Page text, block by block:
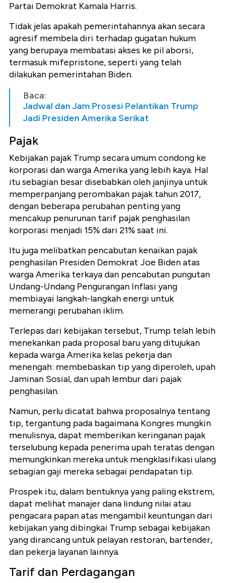
Partai Demokrat Kamala Harris.
Tidak jelas apakah pemerintahannya akan secara
agresif membela diri terhadap gugatan hukum
yang berupaya membatasi akses ke pil aborsi,
termasuk mifepristone, seperti yang telah
dilakukan pemerintahan Biden.
Baca:
Jadwal dan Jam Prosesi Pelantikan Trump
Jadi Presiden Amerika Serikat
Pajak
Kebijakan pajak Trump secara umum condong ke
korporasi dan warga Amerika yang lebih kaya. Hal
itu sebagian besar disebabkan oleh janjinya untuk
memperpanjang perombakan pajak tahun 2017,
dengan beberapa perubahan penting yang
mencakup penurunan tarif pajak penghasilan
korporasi menjadi 15% dari 21% saat ini.
Itu juga melibatkan pencabutan kenaikan pajak
penghasilan Presiden Demokrat Joe Biden atas
warga Amerika terkaya dan pencabutan pungutan
Undang-Undang Pengurangan Inflasi yang
membiayai langkah-langkah energi untuk
memerangi perubahan iklim.
Terlepas dari kebijakan tersebut, Trump telah lebih
menekankan pada proposal baru yang ditujukan
kepada warga Amerika kelas pekerja dan
menengah: membebaskan tip yang diperoleh, upah
Jaminan Sosial, dan upah lembur dari pajak
penghasilan.
Namun, perlu dicatat bahwa proposalnya tentang
tip, tergantung pada bagaimana Kongres mungkin
menulisnya, dapat memberikan keringanan pajak
terselubung kepada penerima upah teratas dengan
memungkinkan mereka untuk mengklasifikasi ulang
sebagian gaji mereka sebagai pendapatan tip.
Prospek itu, dalam bentuknya yang paling ekstrem,
dapat melihat manajer dana lindung nilai atau
pengacara papan atas mengambil keuntungan dari
kebijakan yang dibingkai Trump sebagai kebijakan
yang dirancang untuk pelayan restoran, bartender,
dan pekerja layanan lainnya.
Tarif dan Perdagangan